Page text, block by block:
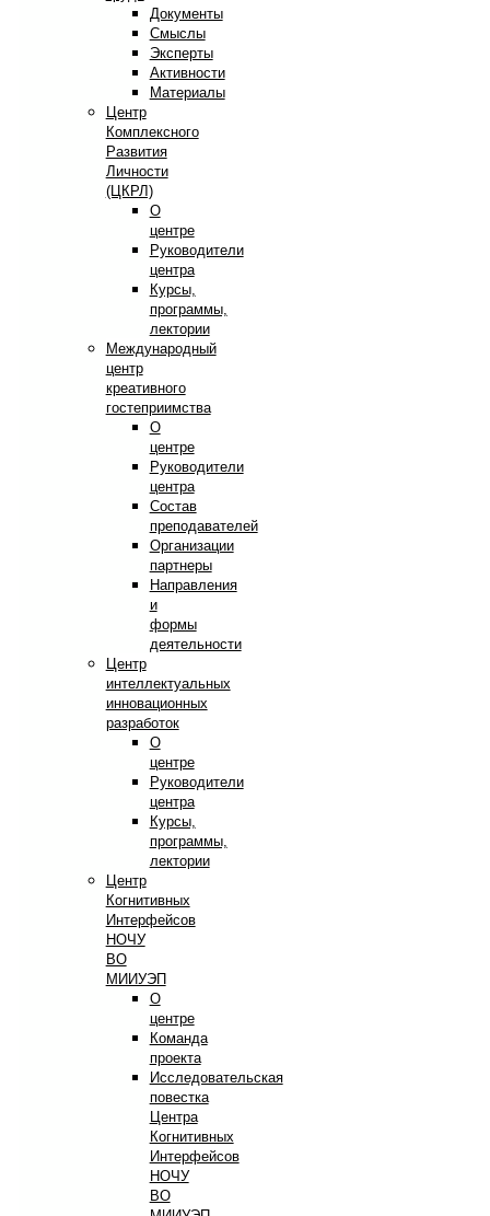
Документы
Смыслы
Эксперты
Активности
Материалы
Центр
Комплексного
Развития
Личности
(ЦКРЛ)
О
центре
Руководители
центра
Курсы,
программы,
лектории
Международный
центр
креативного
гостеприимства
О
центре
Руководители
центра
Состав
преподавателей
Организации
партнеры
Направления
и
формы
деятельности
Центр
интеллектуальных
инновационных
разработок
О
центре
Руководители
центра
Курсы,
программы,
лектории
Центр
Когнитивных
Интерфейсов
НОЧУ
ВО
МИИУЭП
О
центре
Команда
проекта
Исследовательская
повестка
Центра
Когнитивных
Интерфейсов
НОЧУ
ВО